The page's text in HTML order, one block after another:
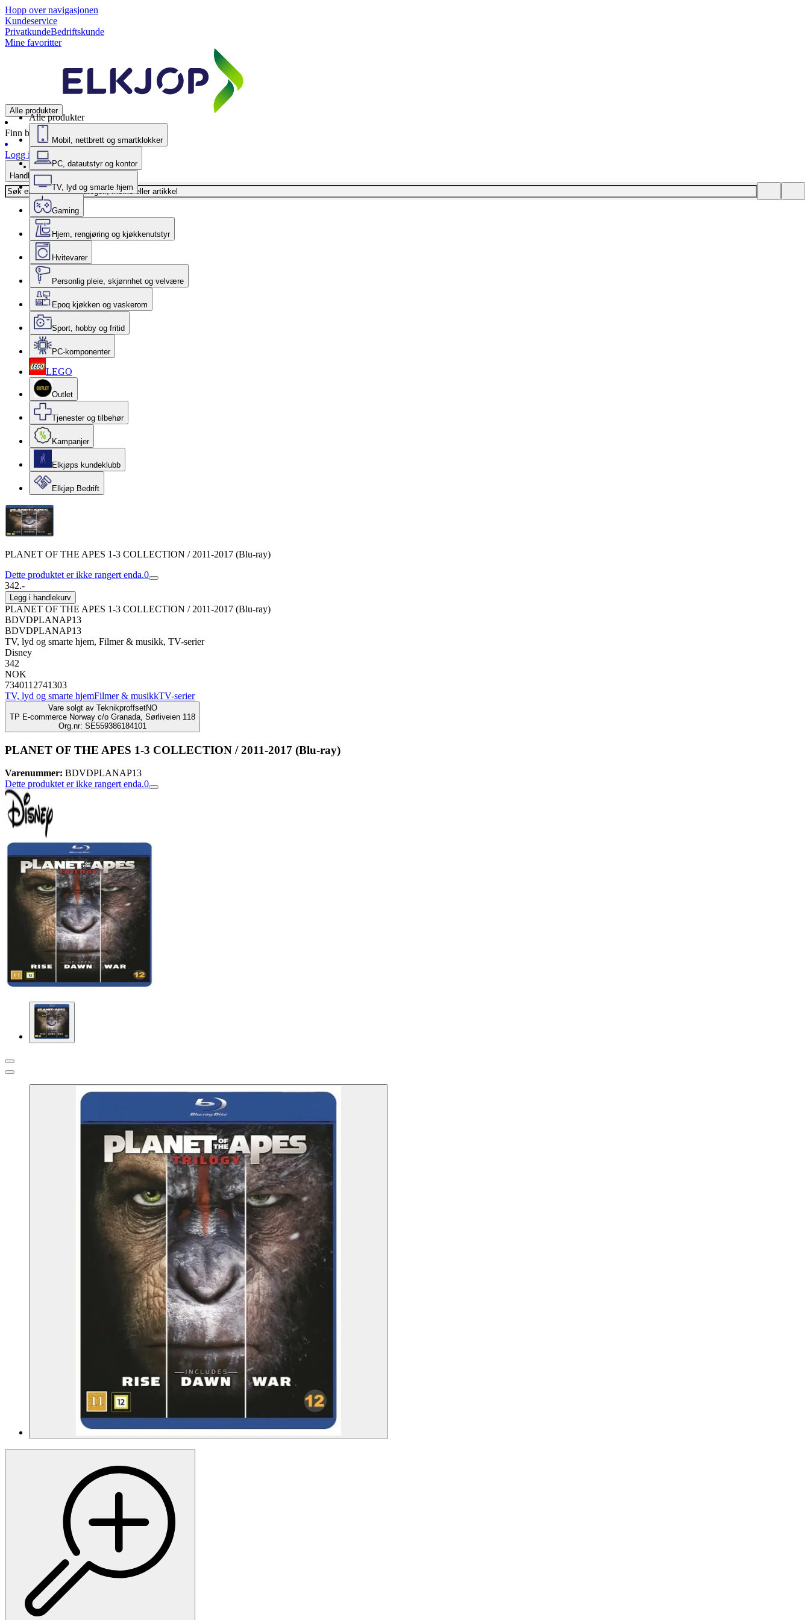
Hopp over navigasjonen
Kundeservice
PrivatkundeBedriftskunde
Mine favoritter
Alle produkter
Finn butikk
Logg inn
Handlekurv
Alle produkter
Mobil, nettbrett og smartklokker
PC, datautstyr og kontor
TV, lyd og smarte hjem
Gaming
Hjem, rengjøring og kjøkkenutstyr
Hvitevarer
Personlig pleie, skjønnhet og velvære
Epoq kjøkken og vaskerom
Sport, hobby og fritid
PC-komponenter
LEGO
Outlet
Tjenester og tilbehør
Kampanjer
Elkjøps kundeklubb
Elkjøp Bedrift
PLANET OF THE APES 1-3 COLLECTION / 2011-2017 (Blu-ray)
Dette produktet er ikke rangert enda.0
342.-
Legg i handlekurv
PLANET OF THE APES 1-3 COLLECTION / 2011-2017 (Blu-ray)
BDVDPLANAP13
BDVDPLANAP13
TV, lyd og smarte hjem, Filmer & musikk, TV-serier
Disney
342
NOK
7340112741303
TV, lyd og smarte hjemFilmer & musikkTV-serier
Vare solgt av TeknikproffsetNO
TP E-commerce Norway c/o Granada, Sørliveien 118
Org.nr: SE559386184101
PLANET OF THE APES 1-3 COLLECTION / 2011-2017 (Blu-ray)
Varenummer: BDVDPLANAP13
Dette produktet er ikke rangert enda.0